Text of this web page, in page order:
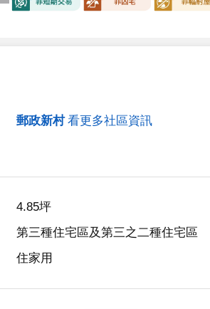
郵政新村 看更多社區資訊
4.85坪
第三種住宅區及第三之二種住宅區
住家用